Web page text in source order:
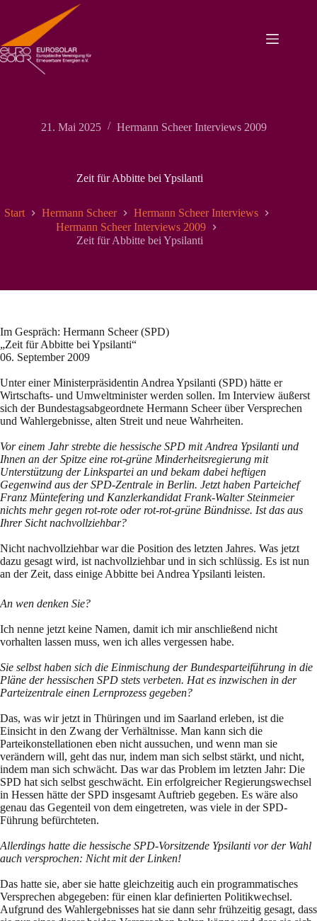
springen
21. Mai 2025 Hermann Scheer Interviews 2009
Zeit für Abbitte bei Ypsilanti
Start Hermann Scheer
Hermann Scheer Interviews
Hermann Scheer Interviews 2009
Zeit für Abbitte bei Ypsilanti
Im Gespräch: Hermann Scheer (SPD)
„Zeit für Abbitte bei Ypsilanti“
06. September 2009
Unter einer Ministerpräsidentin Andrea Ypsilanti (SPD) hätte er
Wirtschafts- und Umweltminister werden sollen. Im Interview äußerst
sich der Bundestagsabgeordnete Hermann Scheer über Versprechen
und Wahlergebnisse, alten Streit und neue Wahrheiten.
Vor einem Jahr strebte die hessische SPD mit Andrea Ypsilanti und
Ihnen an der Spitze eine rot-grüne Minderheitsregierung mit
Unterstützung der Linkspartei an und bekam dabei heftigen
Gegenwind aus der SPD-Zentrale in Berlin. Jetzt haben Parteichef
Franz Müntefering und Kanzlerkandidat Frank-Walter Steinmeier
nichts mehr gegen rot-rote oder rot-rot-grüne Bündnisse. Ist das aus
Ihrer Sicht nachvollziehbar?
Nicht nachvollziehbar war die Position des letzten Jahres. Was jetzt
dazu gesagt wird, ist nachvollziehbar und in sich schlüssig. Es ist nun
an der Zeit, dass einige Abbitte bei Andrea Ypsilanti leisten.
An wen denken Sie?
Ich nenne jetzt keine Namen, damit ich mir anschließend nicht
vorhalten lassen muss, wen ich alles vergessen habe.
Sie selbst haben sich die Einmischung der Bundesparteiführung in die
Pläne der hessischen SPD stets verbeten. Hat es inzwischen in der
Parteizentrale einen Lernprozess gegeben?
Das, was wir jetzt in Thüringen und im Saarland erleben, ist die
Einsicht in den Zwang der Verhältnisse. Man kann sich die
Parteikonstellationen eben nicht aussuchen, und wenn man sie
verändern will, geht das nur, indem man sich selbst stärkt, und nicht,
indem man sich schwächt. Das war das Problem im letzten Jahr: Die
SPD hat sich selbst geschwächt. Ein erfolgreicher Regierungswechsel
in Hessen hätte der SPD insgesamt Auftrieb gegeben. Es wäre also
genau das Gegenteil von dem eingetreten, was viele in der SPD-
Führung befürchteten.
Allerdings hatte die hessische SPD-Vorsitzende Ypsilanti vor der Wahl
auch versprochen: Nicht mit der Linken!
Das hatte sie, aber sie hatte gleichzeitig auch ein programmatisches
Versprechen abgegeben: für einen klar definierten Politikwechsel.
Aufgrund des Wahlergebnisses hat sie dann sehr frühzeitig gesagt, dass